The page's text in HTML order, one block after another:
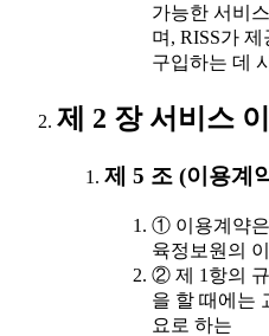
가능한 서비
며, RISS가
구입하는 데
제 2 장 서비스
제 5 조 (이용계
① 이용계약은
육정보원의
② 제 1항의
을 할 때에는
요로 하는